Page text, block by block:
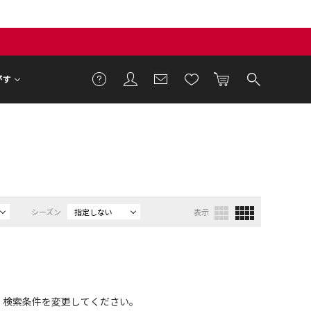
す
シーズン 指定しない 表示
索条件を変更してください。